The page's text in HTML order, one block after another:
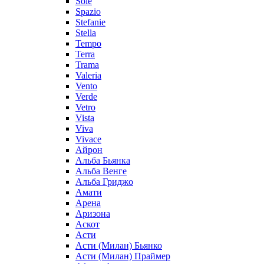
Spazio
Stefanie
Stella
Tempo
Terra
Trama
Valeria
Vento
Verde
Vetro
Vista
Viva
Vivace
Айрон
Альба Бьянка
Альба Венге
Альба Гриджо
Амати
Арена
Аризона
Аскот
Асти
Асти (Милан) Бьянко
Асти (Милан) Праймер